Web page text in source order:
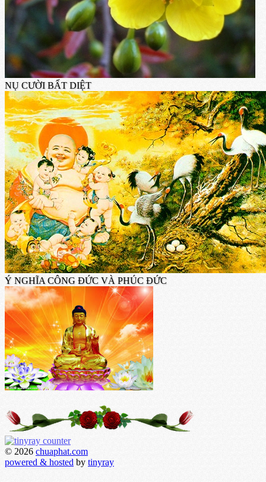
NỤ CƯỜI BẤT DIỆT
Ý NGHĨA CÔNG ĐỨC VÀ PHÚC ĐỨC
© 2026 chuaphat.com
powered & hosted by tinyray